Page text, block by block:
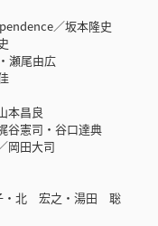
／坂本隆史
瀬尾由広
本昌良
谷憲司・谷口達典
岡田大司
・北 宏之・湯田 聡